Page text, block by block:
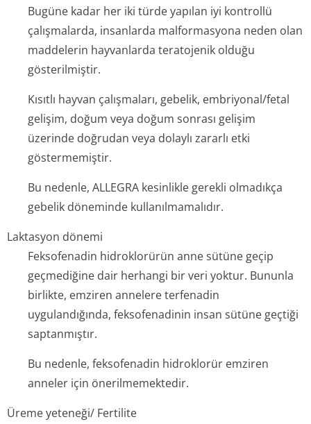
Bugüne kadar her iki türde yapılan iyi kontrollü
çalışmalarda, insanlarda malformasyona neden olan
maddelerin hayvanlarda teratojenik olduğu
gösterilmiştir.
Kısıtlı hayvan çalışmaları, gebelik, embriyonal/fetal
gelişim, doğum veya doğum sonrası gelişim
üzerinde doğrudan veya dolaylı zararlı etki
göstermemiştir.
Bu nedenle, ALLEGRA kesinlikle gerekli olmadıkça
gebelik döneminde kullanılmamalıdır.
Laktasyon dönemi
Feksofenadin hidroklorürün anne sütüne geçip
geçmediğine dair herhangi bir veri yoktur. Bununla
birlikte, emziren annelere terfenadin
uygulandığında, feksofenadinin insan sütüne geçtiği
saptanmıştır.
Bu nedenle, feksofenadin hidroklorür emziren
anneler için önerilmemektedir.
Üreme yeteneği/ Fertilite